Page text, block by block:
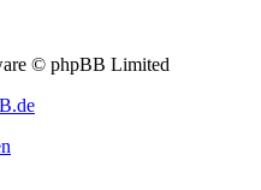
© phpBB Limited